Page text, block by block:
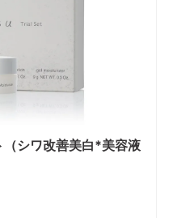
シワ改善美白*美容液